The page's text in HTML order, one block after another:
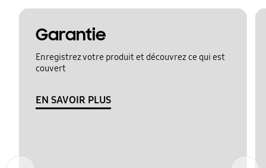
Garantie
Enregistrez votre produit et découvrez ce qui est
couvert
EN SAVOIR PLUS